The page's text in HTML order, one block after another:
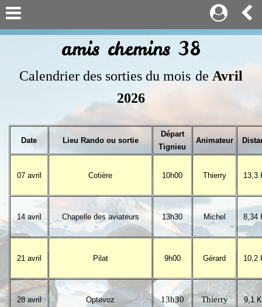
amis chemins 38
Calendrier des sorties du mois de Avril
2026
Date Lieu Rando ou sortie
Départ
Tignieu
Animateur
07 avril Cotière 10h00 Thierry 13,3
14 avril Chapelle des aviateurs 13h30 Michel 8,34
21 avril Pilat 9h00 Gérard 10,2
28avril Optevoz 13h30 Thierry 9,1